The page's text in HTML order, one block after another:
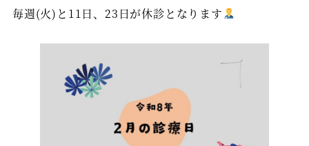
毎週(火)と11日、23日が休診となります